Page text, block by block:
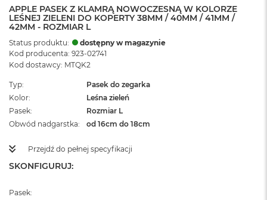
APPLE PASEK Z KLAMRĄ NOWOCZESNĄ W KOLORZE
LEŚNEJ ZIELENI DO KOPERTY 38MM / 40MM / 41MM /
42MM - ROZMIAR L
Status produktu:
dostępny w magazynie
Kod producenta: 923-02741
Kod dostawcy: MTQK2
Typ
Pasek do zegarka
Kolor
Leśna zieleń
Pasek
Rozmiar L
Obwód nadgarstka
od 16cm do 18cm
Przejdź do pełnej specyfikacji
SKONFIGURUJ:
Pasek: